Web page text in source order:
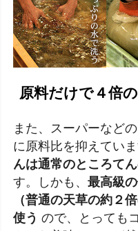
原料だけで４倍
また、スーパーなど
に原料比を抑えていま
んは通常のところて
す。しかも、 最高級
（普通の天草の約２
使う ので、とっても